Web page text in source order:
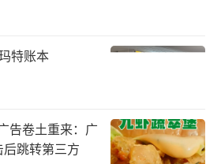
称“被保险人”），在旅行
就近的医疗机构进行救治
保单保障责任范围内，京东
医治疗。
特账本
告卷土重来：广
跳转第三方